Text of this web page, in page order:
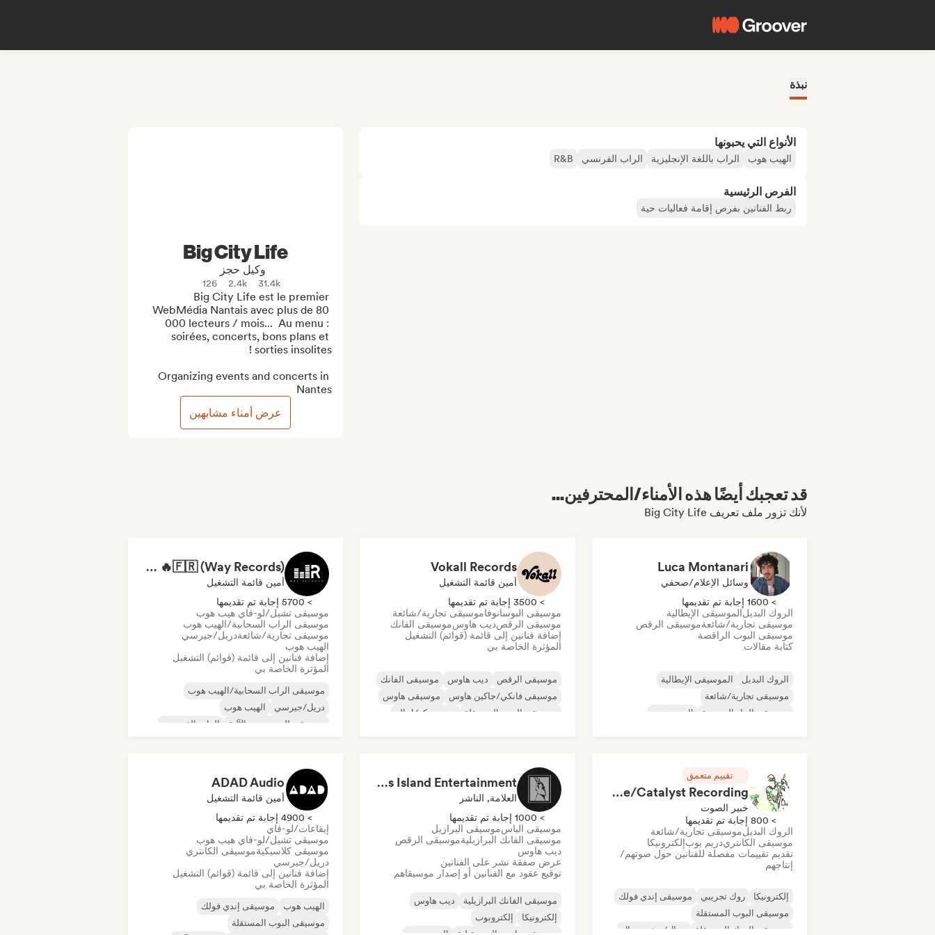
نبذة
الأنواع التي يحبونها
الهيب هوب الراب باللغة الإنجليزية الراب الفرنسي R&B
الفرص الرئيسية
ربط الفنانين بفرص إقامة فعاليات حية
Big City Life
وكيل حجز
31.4k
2.4k
126
Big City Life est le premier
WebMédia Nantais avec plus de 80
000 lecteurs / mois...  Au menu :
soirées, concerts, bons plans et
Organizing events and concerts in
Nantes
عرض أمناء مشابهين
قد تعجبك أيضًا هذه الأمناء/المحترفين...
لأنك تزور ملف تعريف Big City Life
Luca Montanari
وسائل الإعلام/صحفي
> 1600 إجابة تم تقديمها
الروك البديلالموسيقى الإيطالية
موسيقى تجارية/شائعةموسيقى الرقص
موسيقى البوب الراقصة
كتابة مقالات
الروك البديل
الموسيقى الإيطالية
موسيقى تجارية/شائعة
موسيقى الجاز التجريبية
الهيب هوب
Vokall Records
أمين قائمة التشغيل
> 3500 إجابة تم تقديمها
موسيقى البوسانوفاموسيقى تجارية/شائعة
موسيقى الرقصديب هاوسموسيقى الفانك
إضافة فنانين إلى قائمة (قوائم) التشغيل
المؤثرة الخاصة بي
موسيقى الرقص ديب هاوس
موسيقى الفانك
موسيقى فانكي/جاكين هاوس
موسيقى هاوس
موسيقى البوب المستقلة
نيو ديسكو/إيتالو
RAP FRANÇAIS 2026 🔥🇫🇷 (Way Records)
أمين قائمة التشغيل
> 5700 إجابة تم تقديمها
موسيقى تشيل/لو-فاي هيب هوب
موسيقى الراب السحابية/الهيب هوب
موسيقى تجارية/شائعةدريل/جيرسي
الهيب هوب
إضافة فنانين إلى قائمة (قوائم) التشغيل
المؤثرة الخاصة بي
موسيقى الراب السحابية/الهيب هوب
دريل/جيرسي
الهيب هوب
موسيقى الهيب هوب الآلية
الراب الفرنسي
تقييم متعمق
Rob Tavaglione/Catalyst Recording
خبير الصوت
> 800 إجابة تم تقديمها
الروك البديلموسيقى تجارية/شائعة
موسيقى الكانتريدريم بوبإلكترونيكا
تقديم تقييمات مفصلة للفنانين حول صوتهم/
إنتاجهم
إلكترونيكا روك تجريبي
موسيقى إندي فولك
موسيقى البوب المستقلة
موسيقى الروك المستقلة
ميتال/هيفي ميتال
Dreamers Island Entertainment
العلامة, الناشر
> 1000 إجابة تم تقديمها
موسيقى الباسموسيقى البرازيل
موسيقى الفانك البرازيليةموسيقى الرقص
ديب هاوس
عرض صفقة نشر على الفنانين
توقيع عقود مع الفنانين أو إصدار موسيقاهم
موسيقى الفانك البرازيلية
ديب هاوس
إلكترونيكا
إلكتروبوب
ADAD Audio
أمين قائمة التشغيل
> 4900 إجابة تم تقديمها
إيقاعات/لو-فاي
موسيقى تشيل/لو-فاي هيب هوب
موسيقى كلاسيكيةموسيقى الكانتري
دريل/جيرسي
إضافة فنانين إلى قائمة (قوائم) التشغيل
المؤثرة الخاصة بي
الهيب هوب
موسيقى إندي فولك
موسيقى البوب المستقلة